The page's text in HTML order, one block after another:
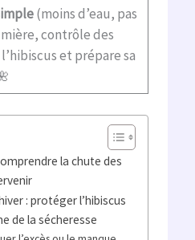
(moins d’eau, pas
contrôle des
et prépare sa
la chute des
: protéger l’hibiscus
de la sécheresse